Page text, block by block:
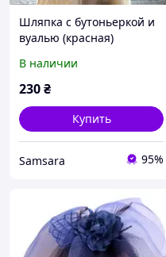
Шляпка с бутоньеркой и
вуалью (красная)
В наличии
230₴
Купить
Samsara 95%